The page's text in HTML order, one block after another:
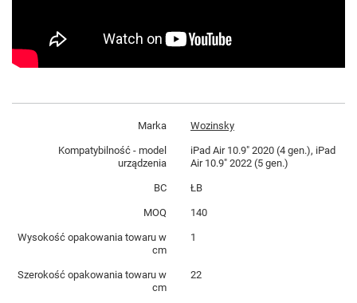
Marka Wozinsky
Kompatybilność - model
urządzenia
iPad Air 10.9" 2020 (4 gen.), iPad
Air 10.9" 2022 (5 gen.)
BC ŁB
MOQ 140
Wysokość opakowania towaru w
cm
1
Szerokość opakowania towaru w
cm
22